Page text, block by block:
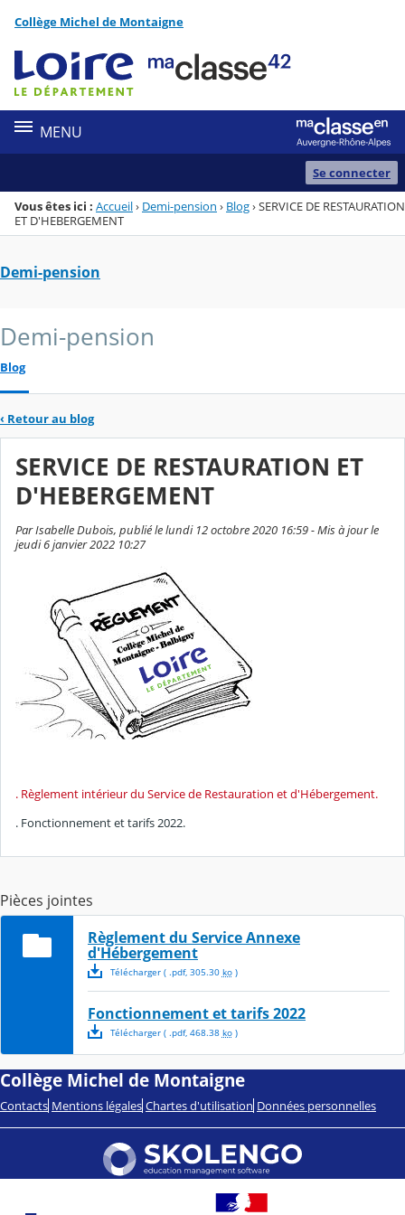
Menu de la rubrique
Contenu
Collège Michel de Montaigne
MENU
Se connecter
Vous êtes ici : Accueil› Demi-pension › Blog›SERVICE DE RESTAURATION
ET D'HEBERGEMENT
Demi-pension
Demi-pension
Blog
‹ Retour au blog
SERVICE DE RESTAURATION ET
D'HEBERGEMENT
Par Isabelle Dubois, publié le lundi 12 octobre 2020 16:59 - Mis à jour le
jeudi 6 janvier 2022 10:27
. Règlement intérieur du Service de Restauration et d'Hébergement.
. Fonctionnement et tarifs 2022.
Pièces jointes
Règlement du Service Annexe
d'Hébergement
Télécharger( .pdf, 305.30 ko)
Fonctionnement et tarifs 2022
Télécharger( .pdf, 468.38 ko)
Collège Michel de Montaigne
Contacts Mentions légales Chartes d'utilisation Données personnelles